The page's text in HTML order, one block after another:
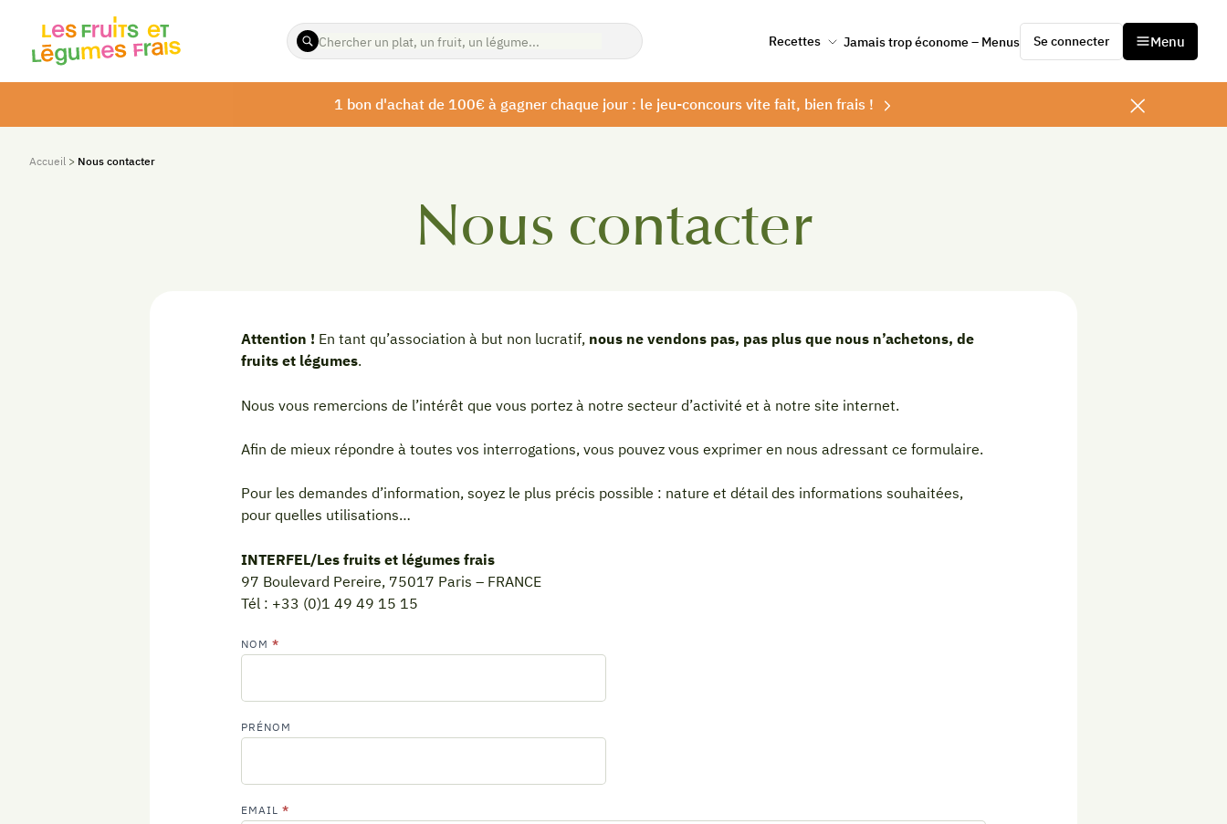
ENTREZ
LES
RECHERCHER
Recettes Jamais trop économe – Menus Se connecter Menu
1 bon d'achat de 100€ à gagner chaque jour : le jeu-concours vite fait, bien frais !
Accueil > Nous contacter
Nous contacter
Attention ! En tant qu’association à but non lucratif, nous ne vendons pas, pas plus que nous n’achetons, de
fruits et légumes.
Nous vous remercions de l’intérêt que vous portez à notre secteur d’activité et à notre site internet.
Afin de mieux répondre à toutes vos interrogations, vous pouvez vous exprimer en nous adressant ce formulaire.
Pour les demandes d’information, soyez le plus précis possible : nature et détail des informations souhaitées,
pour quelles utilisations…
INTERFEL/Les fruits et légumes frais
97 Boulevard Pereire, 75017 Paris – FRANCE
Tél : +33 (0)1 49 49 15 15
Contactez-
NOM *
PRÉNOM
EMAIL *